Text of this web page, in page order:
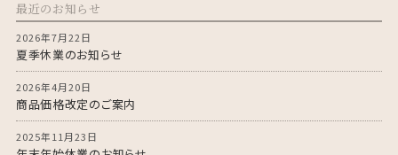
最近のお知らせ
2026年7月22日
夏季休業のお知らせ
2026年4月20日
商品価格改定のご案内
2025年11月23日